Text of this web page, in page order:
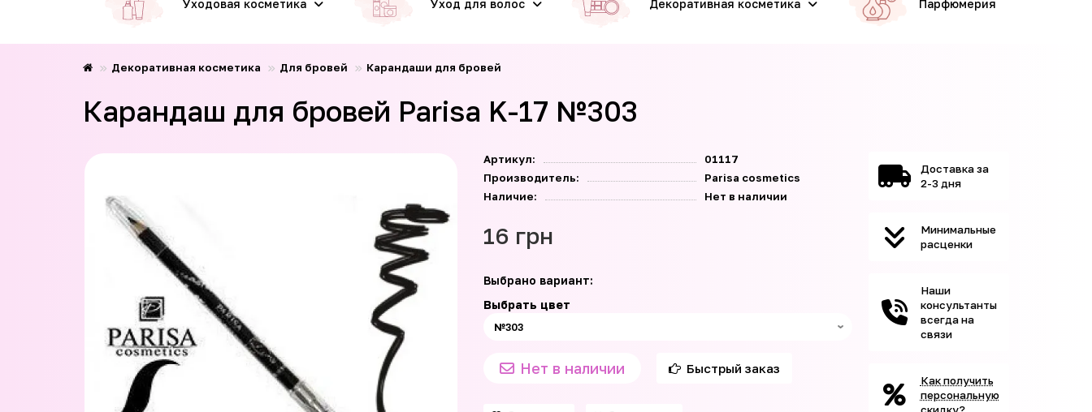
Уходовая косметика Уход для волос Декоративная косметика Парфюмерия
Декоративная косметика Для бровей Карандаши для бровей
Карандаш для бровей Parisa K-17 №303
Артикул:
01117
Производитель:
Parisa cosmetics
Наличие:
Нет в наличии
16 грн
Выбрано вариант:
Выбрать цвет
Нет в наличии Быстрый заказ
Доставка за
2-3 дня
Минимальные
расценки
Наши
консультанты
всегда на
связи
Как получить
персональную